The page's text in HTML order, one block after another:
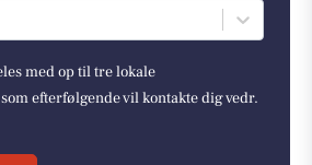
med op til tre lokale
efterfølgende vil kontakte dig vedr.